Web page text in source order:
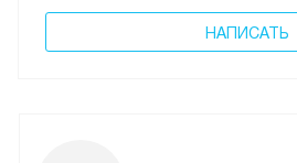
НАПИСАТЬ